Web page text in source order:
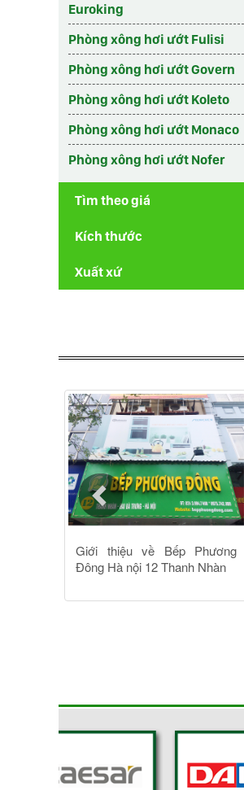
Euroking
Phòng xông hơi ướt Fulisi
Phòng xông hơi ướt Govern
Phòng xông hơi ướt Koleto
Phòng xông hơi ướt Monaco
Phòng xông hơi ướt Nofer
Tìm theo giá
Kích thước
Xuất xứ